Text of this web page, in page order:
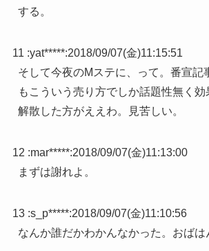
する。
11 :yat*****:2018/09/07(金)11:15:51
そして今夜のМステに、って。番宣記
もこういう売り方でしか話題性無く効
解散した方がええわ。見苦しい。
12 :mar*****:2018/09/07(金)11:13:00
まずは謝れよ。
13 :s_p*****:2018/09/07(金)11:10:56
なんか誰だかわかんなかった。おばは